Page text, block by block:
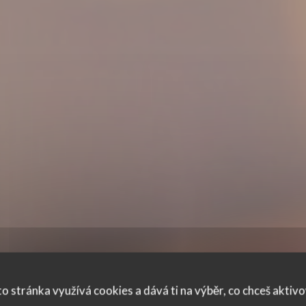
stránka využívá cookies a dává ti na výběr, co chceš